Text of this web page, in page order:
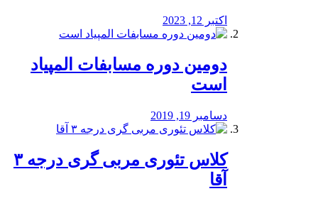
اکتبر 12, 2023
دومین دوره مسابفات المپیاد
است
دسامبر 19, 2019
کلاس تئوری مربی گری درجه ۳
آقا